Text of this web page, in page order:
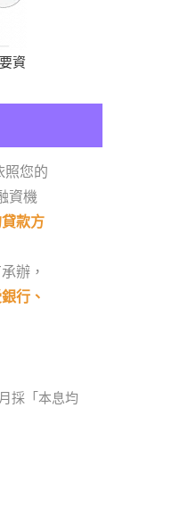
資
照您的
資機
款方
辦，
行、
採「本息均